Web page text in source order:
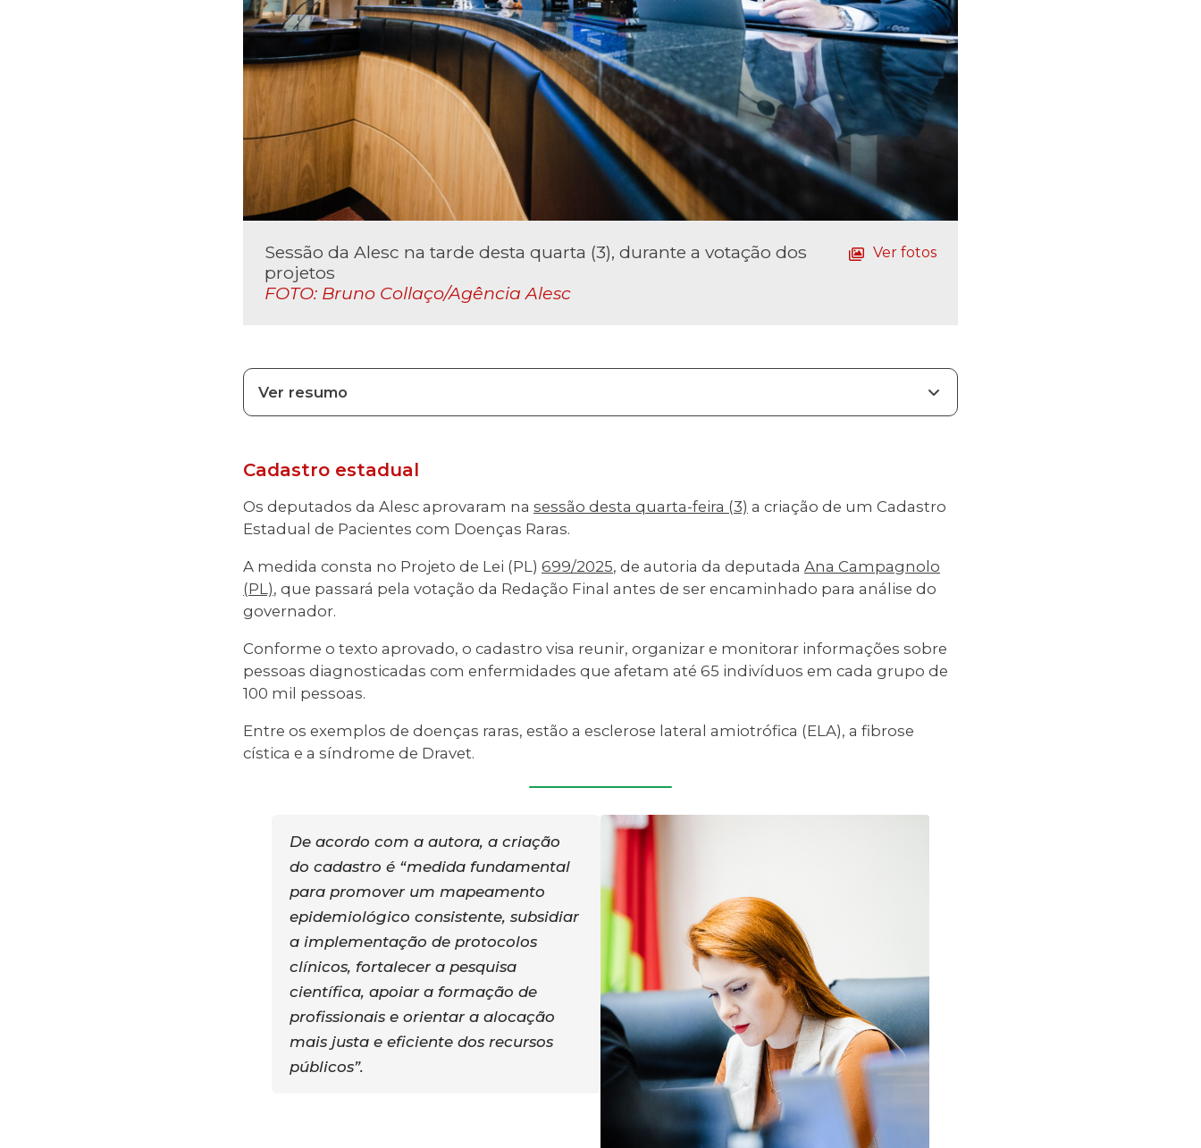
Sessão da Alesc na tarde desta quarta (3), durante a votação dos
projetos
FOTO: Bruno Collaço/Agência Alesc
Ver fotos
Ver resumo
Cadastro estadual
Os deputados da Alesc aprovaram na sessão desta quarta-feira (3) a criação de um Cadastro
Estadual de Pacientes com Doenças Raras.
A medida consta no Projeto de Lei (PL) 699/2025, de autoria da deputada Ana Campagnolo
(PL), que passará pela votação da Redação Final antes de ser encaminhado para análise do
governador.
Conforme o texto aprovado, o cadastro visa reunir, organizar e monitorar informações sobre
pessoas diagnosticadas com enfermidades que afetam até 65 indivíduos em cada grupo de
100 mil pessoas.
Entre os exemplos de doenças raras, estão a esclerose lateral amiotrófica (ELA), a fibrose
cística e a síndrome de Dravet.
De acordo com a autora, a criação
do cadastro é “medida fundamental
para promover um mapeamento
epidemiológico consistente, subsidiar
a implementação de protocolos
clínicos, fortalecer a pesquisa
científica, apoiar a formação de
profissionais e orientar a alocação
mais justa e eficiente dos recursos
públicos”.